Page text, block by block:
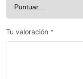
Tu valoración *